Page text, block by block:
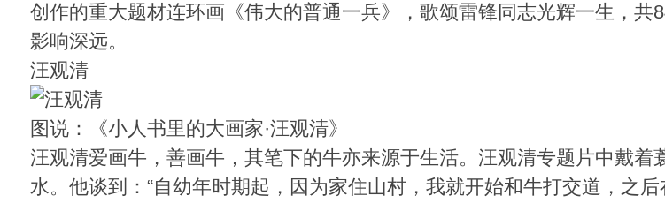
创作的重大题材连环画《伟大的普通一兵》，歌颂雷锋同志光辉一生，共
影响深远。
汪观清
图说：《小人书里的大画家·汪观清》
汪观清爱画牛，善画牛，其笔下的牛亦来源于生活。汪观清专题片中戴
水。他谈到：“自幼年时期起，因为家住山村，我就开始和牛打交道，之